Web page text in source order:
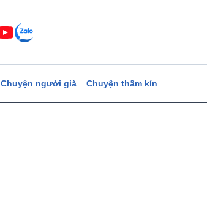
Chuyện người già Chuyện thầm kín